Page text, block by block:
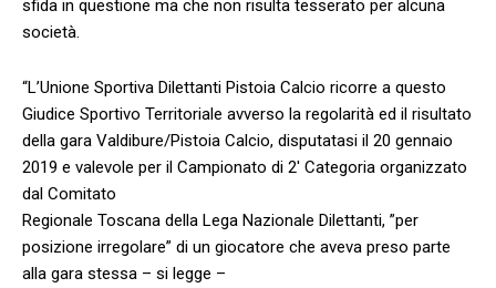
sfida in questione ma che non risulta tesserato per alcuna
società.
“L’Unione Sportiva Dilettanti Pistoia Calcio ricorre a questo
Giudice Sportivo Territoriale avverso la regolarità ed il risultato
della gara Valdibure/Pistoia Calcio, disputatasi il 20 gennaio
2019 e valevole per il Campionato di 2′ Categoria organizzato
dal Comitato
Regionale Toscana della Lega Nazionale Dilettanti, ”per
posizione irregolare” di un giocatore che aveva preso parte
alla gara stessa – si legge –